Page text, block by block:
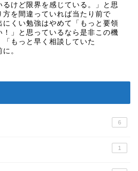
るけど限界を感じている。」と思
方を間違っていれば当たり前で
くい勉強はやめて「もっと要領
！」と思っているなら是非この機
もっと早く相談していた
。
6
1